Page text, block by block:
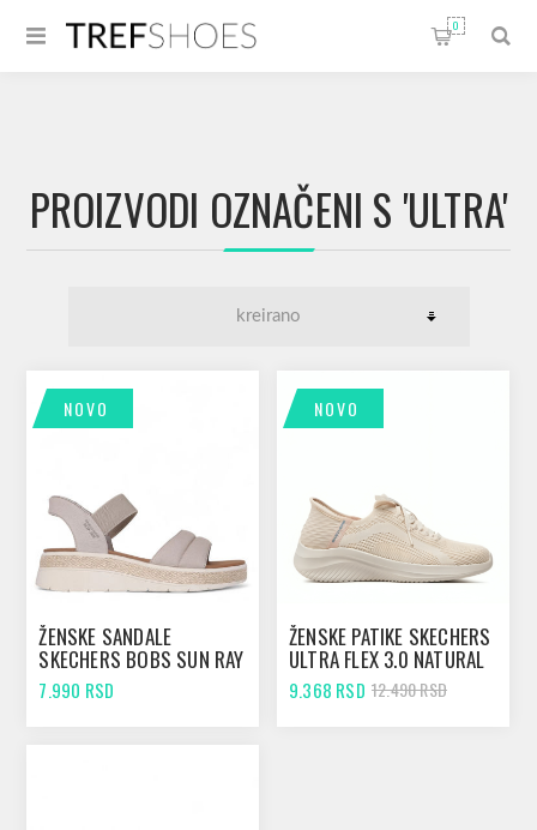
0
PROIZVODI OZNAČENI S 'ULTRA'
NOVO
ŽENSKE SANDALE
SKECHERS BOBS SUN RAY
TAUPE
7.990 RSD
NOVO
ŽENSKE PATIKE SKECHERS
ULTRA FLEX 3.0 NATURAL
9.368 RSD 12.490 RSD